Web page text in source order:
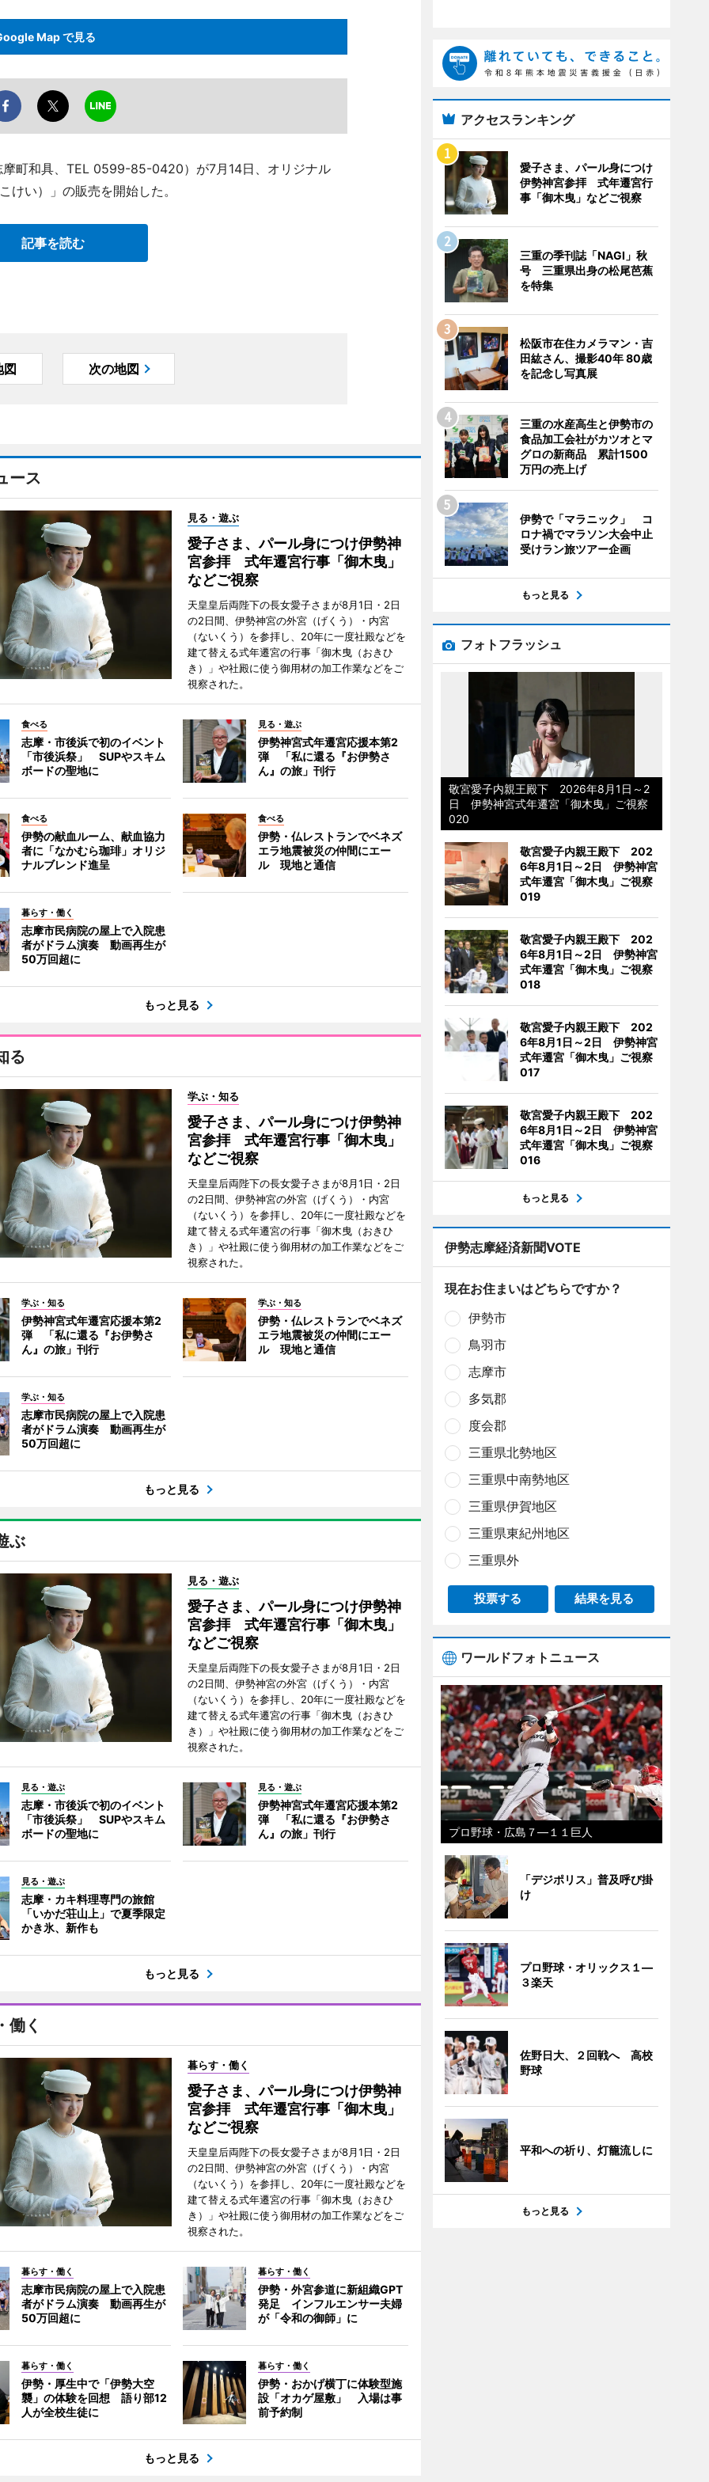
Map で見る
町和具、TEL 0599-85-0420）が7月14日、オリジナル
けい）」の販売を開始した。
記事を読む
図 次の地図
ース
見る・遊ぶ
愛子さま、パール身につけ伊勢神
宮参拝 式年遷宮行事「御木曳」
などご視察
天皇皇后両陛下の長女愛子さまが8月1日・2日
の2日間、伊勢神宮の外宮（げくう）・内宮
（ないくう）を参拝し、20年に一度社殿などを
建て替える式年遷宮の行事「御木曳（おきひ
き）」や社殿に使う御用材の加工作業などをご
視察された。
食べる
志摩・市後浜で初のイベント
「市後浜祭」 SUPやスキム
ボードの聖地に
見る・遊ぶ
伊勢神宮式年遷宮応援本第2
弾 「私に還る『お伊勢さ
ん』の旅」刊行
食べる
伊勢の献血ルーム、献血協力
者に「なかむら珈琲」オリジ
ナルブレンド進呈
食べる
伊勢・仏レストランでベネズ
エラ地震被災の仲間にエー
ル 現地と通信
暮らす・働く
志摩市民病院の屋上で入院患
者がドラム演奏 動画再生が
50万回超に
もっと見る
る
学ぶ・知る
愛子さま、パール身につけ伊勢神
宮参拝 式年遷宮行事「御木曳」
などご視察
天皇皇后両陛下の長女愛子さまが8月1日・2日
の2日間、伊勢神宮の外宮（げくう）・内宮
（ないくう）を参拝し、20年に一度社殿などを
建て替える式年遷宮の行事「御木曳（おきひ
き）」や社殿に使う御用材の加工作業などをご
視察された。
学ぶ・知る
伊勢神宮式年遷宮応援本第2
弾 「私に還る『お伊勢さ
ん』の旅」刊行
学ぶ・知る
伊勢・仏レストランでベネズ
エラ地震被災の仲間にエー
ル 現地と通信
学ぶ・知る
志摩市民病院の屋上で入院患
者がドラム演奏 動画再生が
50万回超に
もっと見る
ぶ
見る・遊ぶ
愛子さま、パール身につけ伊勢神
宮参拝 式年遷宮行事「御木曳」
などご視察
天皇皇后両陛下の長女愛子さまが8月1日・2日
の2日間、伊勢神宮の外宮（げくう）・内宮
（ないくう）を参拝し、20年に一度社殿などを
建て替える式年遷宮の行事「御木曳（おきひ
き）」や社殿に使う御用材の加工作業などをご
視察された。
見る・遊ぶ
志摩・市後浜で初のイベント
「市後浜祭」 SUPやスキム
ボードの聖地に
見る・遊ぶ
伊勢神宮式年遷宮応援本第2
弾 「私に還る『お伊勢さ
ん』の旅」刊行
見る・遊ぶ
志摩・カキ料理専門の旅館
「いかだ荘山上」で夏季限定
かき氷、新作も
もっと見る
働く
暮らす・働く
愛子さま、パール身につけ伊勢神
宮参拝 式年遷宮行事「御木曳」
などご視察
天皇皇后両陛下の長女愛子さまが8月1日・2日
の2日間、伊勢神宮の外宮（げくう）・内宮
（ないくう）を参拝し、20年に一度社殿などを
建て替える式年遷宮の行事「御木曳（おきひ
き）」や社殿に使う御用材の加工作業などをご
視察された。
暮らす・働く
志摩市民病院の屋上で入院患
者がドラム演奏 動画再生が
50万回超に
暮らす・働く
伊勢・外宮参道に新組織GPT
発足 インフルエンサー夫婦
が「令和の御師」に
暮らす・働く
伊勢・厚生中で「伊勢大空
襲」の体験を回想 語り部12
人が全校生徒に
暮らす・働く
伊勢・おかげ横丁に体験型施
設「オカゲ屋敷」 入場は事
前予約制
もっと見る
アクセスランキング
愛子さま、パール身につけ
伊勢神宮参拝 式年遷宮行
事「御木曳」などご視察
三重の季刊誌「NAGI」秋
号 三重県出身の松尾芭蕉
を特集
松阪市在住カメラマン・吉
田紘さん、撮影40年 80歳
を記念し写真展
三重の水産高生と伊勢市の
食品加工会社がカツオとマ
グロの新商品 累計1500
万円の売上げ
伊勢で「マラニック」 コ
ロナ禍でマラソン大会中止
受けラン旅ツアー企画
もっと見る
フォトフラッシュ
敬宮愛子内親王殿下 2026年8月1日～2
日 伊勢神宮式年遷宮「御木曳」ご視察
020
敬宮愛子内親王殿下 202
6年8月1日～2日 伊勢神宮
式年遷宮「御木曳」ご視察
019
敬宮愛子内親王殿下 202
6年8月1日～2日 伊勢神宮
式年遷宮「御木曳」ご視察
018
敬宮愛子内親王殿下 202
6年8月1日～2日 伊勢神宮
式年遷宮「御木曳」ご視察
017
敬宮愛子内親王殿下 202
6年8月1日～2日 伊勢神宮
式年遷宮「御木曳」ご視察
016
もっと見る
伊勢志摩経済新聞VOTE
現在お住まいはどちらですか？
伊勢市
鳥羽市
志摩市
多気郡
度会郡
三重県北勢地区
三重県中南勢地区
三重県伊賀地区
三重県東紀州地区
三重県外
投票する 結果を見る
ワールドフォトニュース
プロ野球・広島７―１１巨人
「デジポリス」普及呼び掛
け
プロ野球・オリックス１―
３楽天
佐野日大、２回戦へ 高校
野球
平和への祈り、灯籠流しに
もっと見る